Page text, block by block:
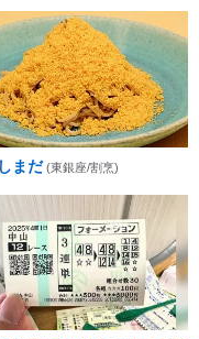
まだ (東銀座/割烹)